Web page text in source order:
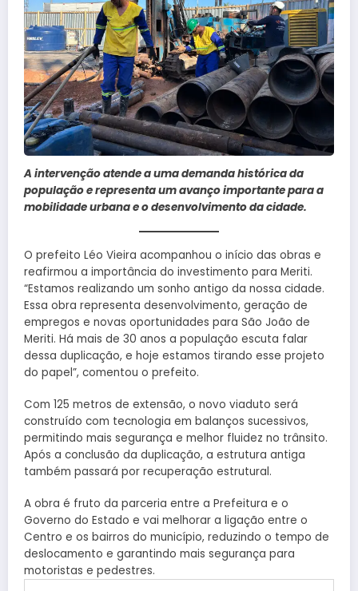
A intervenção atende a uma demanda histórica da
população e representa um avanço importante para a
mobilidade urbana e o desenvolvimento da cidade.
O prefeito Léo Vieira acompanhou o início das obras e
reafirmou a importância do investimento para Meriti.
“Estamos realizando um sonho antigo da nossa cidade.
Essa obra representa desenvolvimento, geração de
empregos e novas oportunidades para São João de
Meriti. Há mais de 30 anos a população escuta falar
dessa duplicação, e hoje estamos tirando esse projeto
do papel”, comentou o prefeito.
Com 125 metros de extensão, o novo viaduto será
construído com tecnologia em balanços sucessivos,
permitindo mais segurança e melhor fluidez no trânsito.
Após a conclusão da duplicação, a estrutura antiga
também passará por recuperação estrutural.
A obra é fruto da parceria entre a Prefeitura e o
Governo do Estado e vai melhorar a ligação entre o
Centro e os bairros do município, reduzindo o tempo de
deslocamento e garantindo mais segurança para
motoristas e pedestres.